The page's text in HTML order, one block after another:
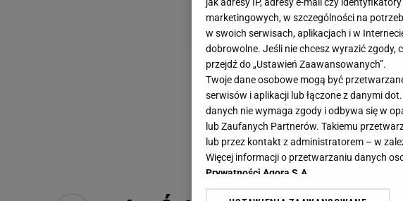
marketingowych, w szczególności na
w swoich serwisach, aplikacjach i w
dobrowolne. Jeśli nie chcesz wyrazić zgody,
przejdź do „Ustawień Zaawansowanych”.
Twoje dane osobowe mogą być
serwisów i aplikacji lub łączone z danymi
danych nie wymaga zgody i odbywa się w
lub Zaufanych Partnerów. Takiemu
lub przez kontakt z administratorem – w
Więcej informacji o przetwarzaniu danych
Prywatności Agora S.A.